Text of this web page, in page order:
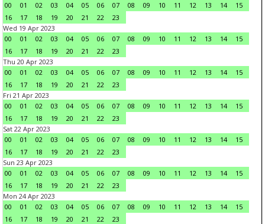
00
01 02 03 04 05 06 07 08 09 10 11 12 13 14
15
16
17 18 19 20 21 22
23
Wed 19 Apr 2023
00
01 02 03 04 05 06 07 08 09 10 11 12 13 14
15
16
17 18 19 20 21 22
23
Thu 20 Apr 2023
00
01 02 03 04 05 06 07 08 09 10 11 12 13 14
15
16
17 18 19 20 21 22
23
Fri 21 Apr 2023
00
01 02 03 04 05 06 07 08 09 10 11 12 13 14
15
16
17 18 19 20 21 22
23
Sat 22 Apr 2023
00
01 02 03 04 05 06 07 08 09 10 11 12 13 14
15
16
17 18 19 20 21 22
23
Sun 23 Apr 2023
00
01 02 03 04 05 06 07 08 09 10 11 12 13 14
15
16
17 18 19 20 21 22
23
Mon 24 Apr 2023
00
01 02 03 04 05 06 07 08 09 10 11 12 13 14
15
16
17 18 19 20 21 22
23